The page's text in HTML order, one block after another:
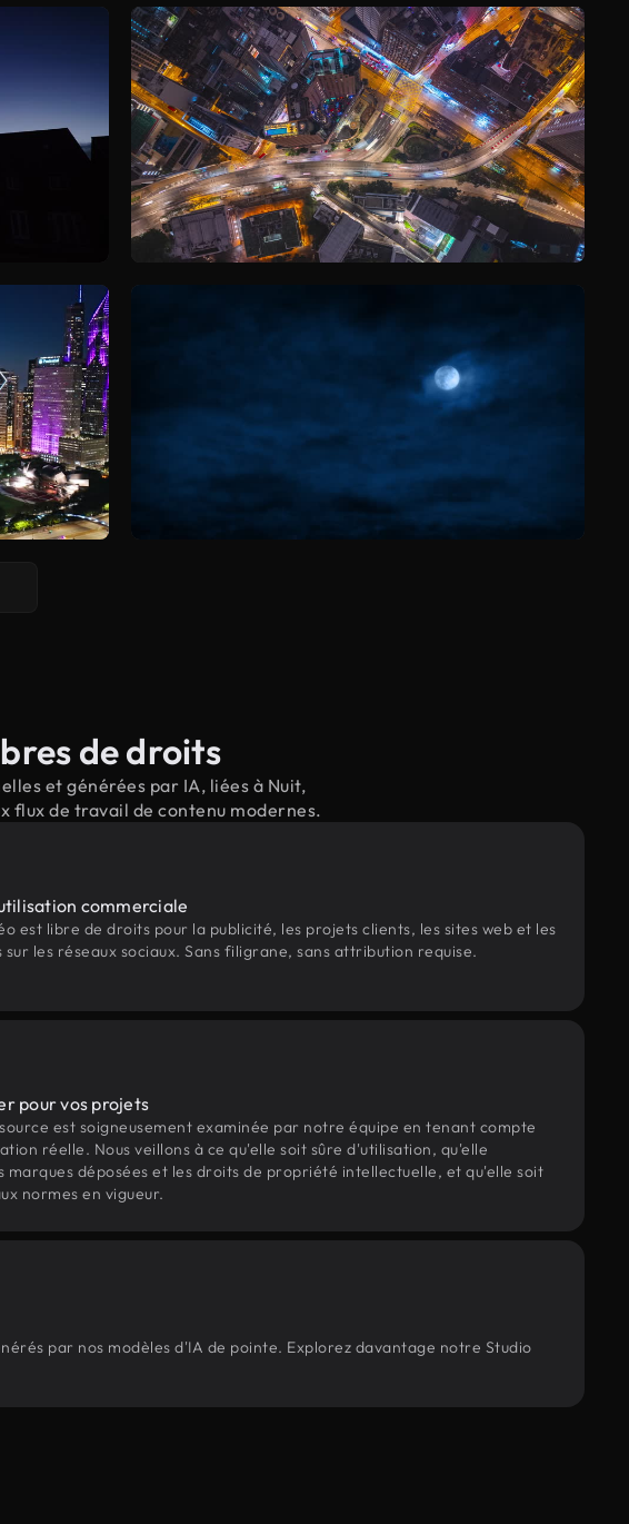
de droits
et générées par IA, liées à Nuit,
flux de travail de contenu modernes.
commerciale
est libre de droits pour la publicité, les projets clients, les sites web et les
sur les réseaux sociaux. Sans filigrane, sans attribution requise.
pour vos projets
est soigneusement examinée par notre équipe en tenant compte
réelle. Nous veillons à ce qu'elle soit sûre d'utilisation, qu'elle
marques déposées et les droits de propriété intellectuelle, et qu'elle soit
normes en vigueur.
par nos modèles d'IA de pointe. Explorez davantage notre Studio